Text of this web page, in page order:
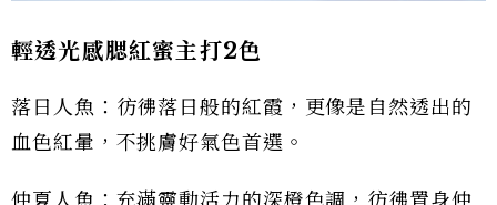
輕透光感腮紅蜜主打2色
落日人魚：彷彿落日般的紅霞，更像是自然透出的
血色紅暈，不挑膚好氣色首選。